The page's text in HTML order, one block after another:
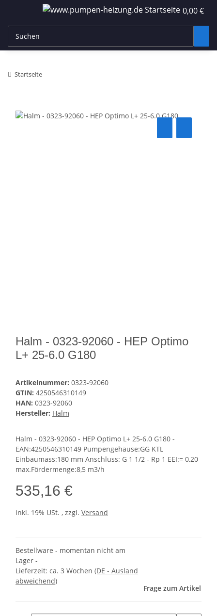
0,00 €
Startseite
Halm - 0323-92060 - HEP Optimo
L+ 25-6.0 G180
Artikelnummer: 0323-92060
GTIN: 4250546310149
HAN: 0323-92060
Hersteller: Halm
Halm - 0323-92060 - HEP Optimo L+ 25-6.0 G180 -
EAN:4250546310149 Pumpengehäuse:GG KTL
Einbaumass:180 mm Anschluss: G 1 1/2 - Rp 1 EEI:= 0,20
max.Fördermenge:8,5 m3/h
535,16 €
inkl. 19% USt. , zzgl. Versand
Bestellware - momentan nicht am
Lager -
Lieferzeit: ca. 3 Wochen (DE - Ausland
abweichend)
Frage zum Artikel